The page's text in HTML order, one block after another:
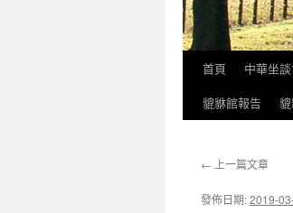
首頁 中華坐
貔貅館報告
← 上一篇文章
發佈日期:2019-